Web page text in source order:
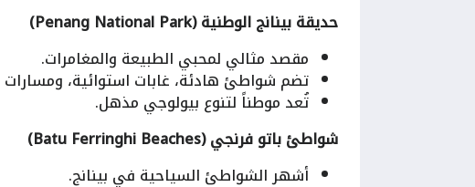
حديقة بينانج الوطنية (Penang National Park)
مقصد مثالي لمحبي الطبيعة والمغامرات.
تضم شواطئ هادئة، غابات استوائية،
تُعد موطناً لتنوع بيولوجي مذهل.
شواطئ باتو فرنجي (Batu Ferringhi Beaches)
أشهر الشواطئ السياحية في بينانج.